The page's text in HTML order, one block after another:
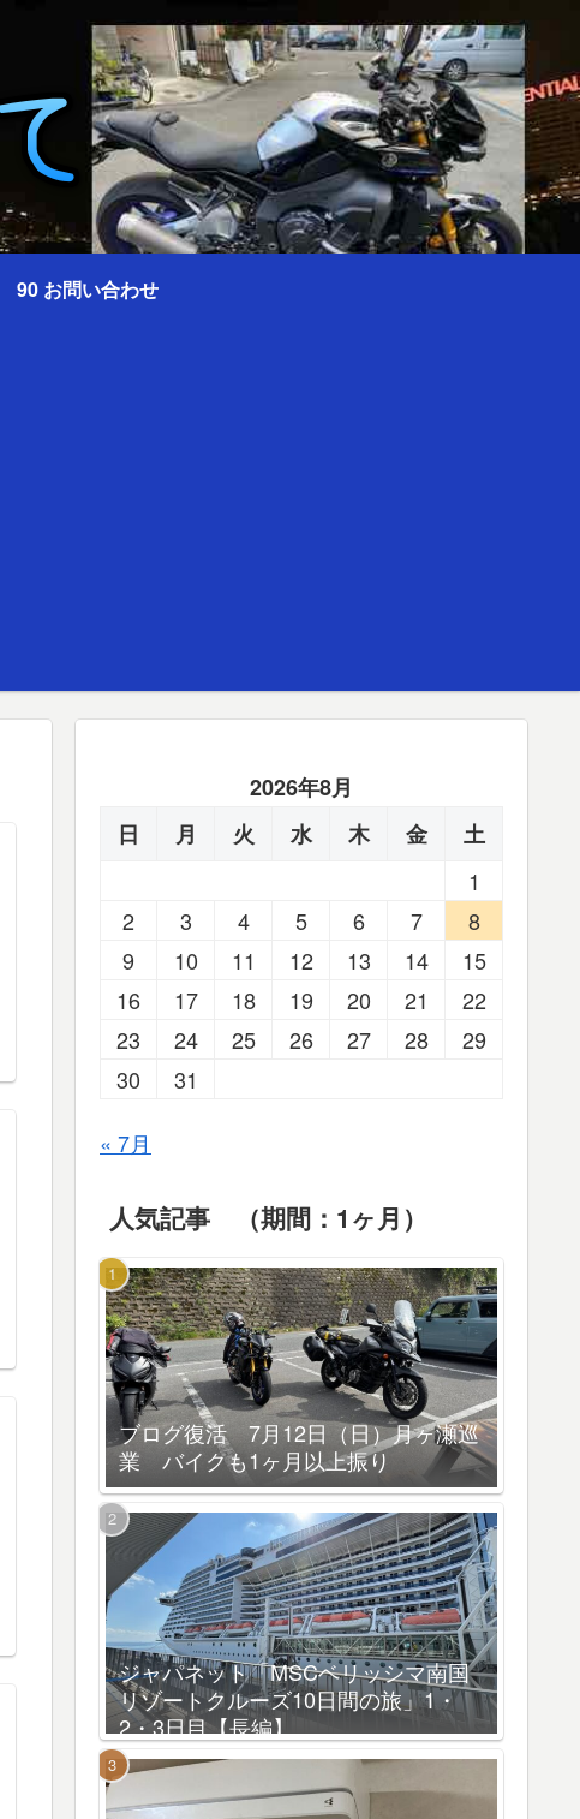
90 お問い合わせ
2026年8月
日
月 火 水 木 金
土
1
2
3 4 5 6 7
8
9
10 11 12 13 14
15
16
17 18 19 20 21
22
23
24 25 26 27 28
29
30
31
« 7月
人気記事 （期間：1ヶ月）
ブログ復活 7月12日（日）月ヶ瀬巡
業 バイクも1ヶ月以上振り
ジャパネット「MSCベリッシマ南国
リゾートクルーズ10日間の旅」1・
2・3日目【長編】